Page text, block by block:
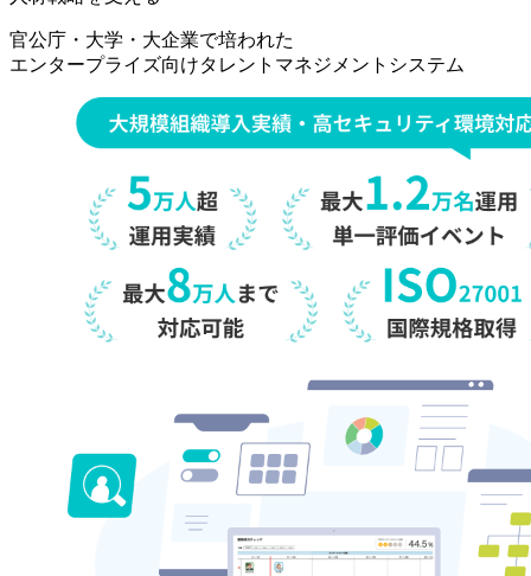
事
[タ
官公庁・大学・大企業で培われた
エンタープライズ向けタレントマネジメントシステム